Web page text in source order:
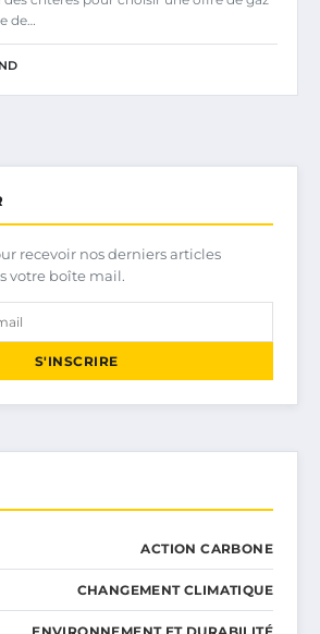
de…
recevoir nos derniers articles
votre boîte mail.
S'INSCRIRE
ACTION CARBONE
CHANGEMENT CLIMATIQUE